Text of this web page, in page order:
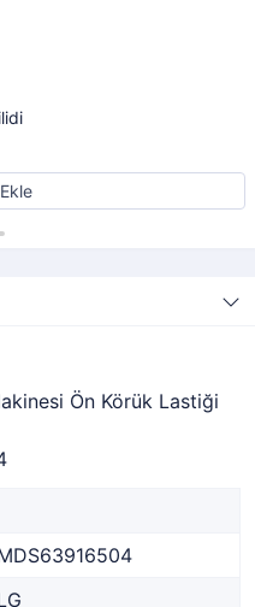
Ön Körük Lastiği